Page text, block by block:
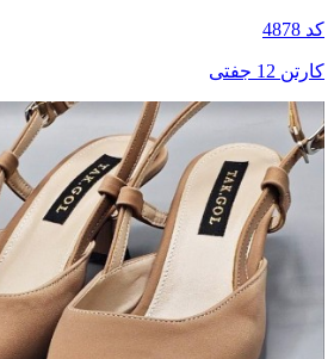
کد 4878
کارتن 12 جفتی